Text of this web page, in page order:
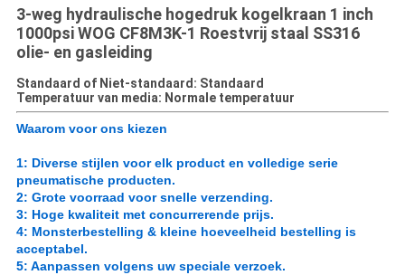
3-weg hydraulische hogedruk kogelkraan 1 inch
1000psi WOG CF8M3K-1 Roestvrij staal SS316
olie- en gasleiding
Standaard of Niet-standaard: Standaard
Temperatuur van media: Normale temperatuur
Waarom voor ons kiezen
1: Diverse stijlen voor elk product en volledige serie
pneumatische producten.
2: Grote voorraad voor snelle verzending.
3: Hoge kwaliteit met concurrerende prijs.
4: Monsterbestelling & kleine hoeveelheid bestelling is
acceptabel.
5: Aanpassen volgens uw speciale verzoek.